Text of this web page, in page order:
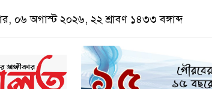
০৬ অগাস্ট ২০২৬, ২২ শ্রাবণ ১৪৩৩ বঙ্গাব্দ